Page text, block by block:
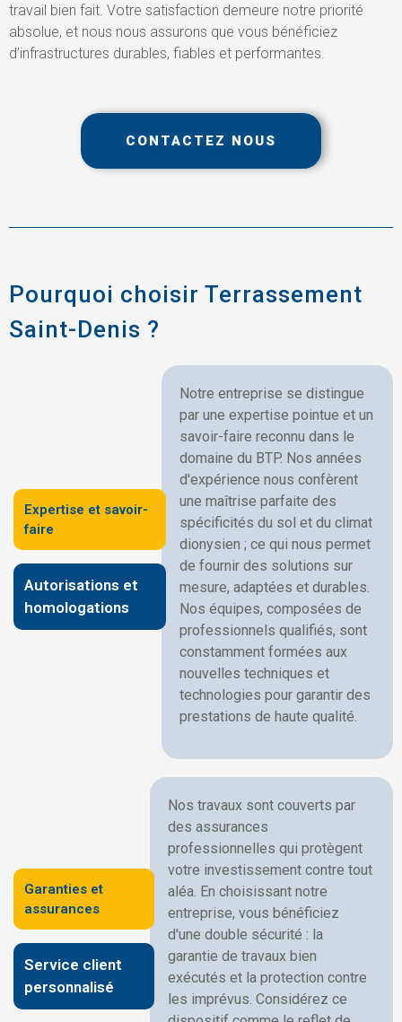
travail bien fait. Votre satisfaction demeure notre priorité
absolue, et nous nous assurons que vous bénéficiez
d’infrastructures durables, fiables et performantes.
CONTACTEZ NOUS
Pourquoi choisir Terrassement
Saint-Denis ?
Expertise et savoir-
faire
Autorisations et
homologations
Notre entreprise se distingue
par une expertise pointue et un
savoir-faire reconnu dans le
domaine du BTP. Nos années
d'expérience nous confèrent
une maîtrise parfaite des
spécificités du sol et du climat
dionysien ; ce qui nous permet
de fournir des solutions sur
mesure, adaptées et durables.
Nos équipes, composées de
professionnels qualifiés, sont
constamment formées aux
nouvelles techniques et
technologies pour garantir des
prestations de haute qualité.
Garanties et
assurances
Service client
personnalisé
Nos travaux sont couverts par
des assurances
professionnelles qui protègent
votre investissement contre tout
aléa. En choisissant notre
entreprise, vous bénéficiez
d'une double sécurité : la
garantie de travaux bien
exécutés et la protection contre
les imprévus. Considérez ce